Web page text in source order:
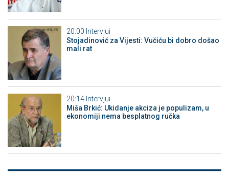
20:00 Intervjui
Stojadinović za Vijesti: Vučiću bi dobro došao
mali rat
20:14 Intervjui
Miša Brkić: Ukidanje akciza je populizam, u
ekonomiji nema besplatnog ručka